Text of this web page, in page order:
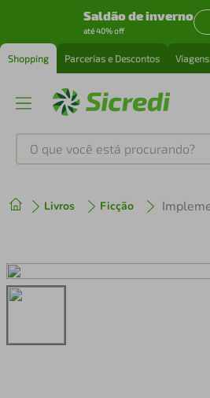
Saldão de inverno
até 40% off
Shopping Parcerias e Descontos Viagens
O que você está procurando?
Livros Ficção
2º cafeteira